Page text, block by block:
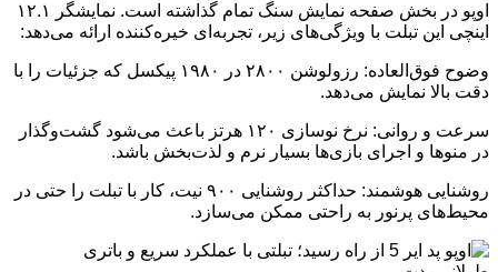
اوپو در بخش صفحه نمایش سنگ تمام گذاشته است. نمایشگر ۱۲.۱
اینچی این تبلت با ویژگی‌های زیر، تجربه‌ای خیره‌کننده ارائه می‌دهد:
وضوح فوق‌العاده: رزولوشن ۲۸۰۰ در ۱۹۸۰ پیکسل که جزئیات را با
دقت بالا نمایش می‌دهد.
سرعت و روانی: نرخ نوسازی ۱۲۰ هرتز باعث می‌شود گشت‌وگذار
در منوها و اجرای بازی‌ها بسیار نرم و لذت‌بخش باشد.
روشنایی هوشمند: حداکثر روشنایی ۹۰۰ نیت، کار با تبلت را حتی در
محیط‌های پرنور به راحتی ممکن می‌سازد.